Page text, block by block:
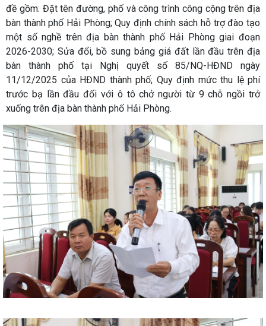
đề gồm: Đặt tên đường, phố và công trình công cộng trên địa
bàn thành phố Hải Phòng; Quy định chính sách hỗ trợ đào tạo
một số nghề trên địa bàn thành phố Hải Phòng giai đoạn
2026-2030; Sửa đổi, bồ sung bảng giá đất lần đầu trên địa
bàn thành phố tại Nghị quyết số 85/NQ-HĐND ngày
11/12/2025 của HĐND thành phố; Quy định mức thu lệ phí
trước bạ lần đầu đối với ô tô chở người từ 9 chỗ ngồi trở
xuống trên địa bàn thành phố Hải Phòng.